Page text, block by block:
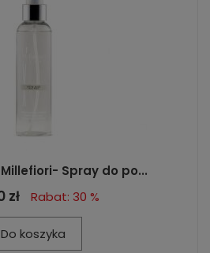
Spray do po...
zł Rabat: 30 %
Do koszyka